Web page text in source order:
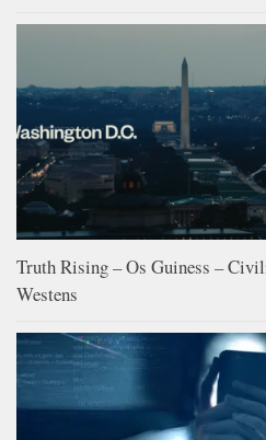
Truth Rising – Os Guiness –
Westens